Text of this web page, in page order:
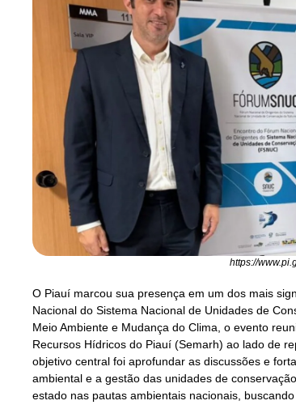
https://
O Piauí marcou sua presença em um dos mais
Nacional do Sistema Nacional de Unidades de
Meio Ambiente e Mudança do Clima, o evento
Recursos Hídricos do Piauí (Semarh) ao lado de
objetivo central foi aprofundar as discussões e
ambiental e a gestão das unidades de
estado nas pautas ambientais nacionais,